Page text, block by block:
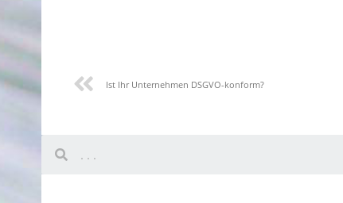
Ist Ihr Unternehmen DSGVO-konform?